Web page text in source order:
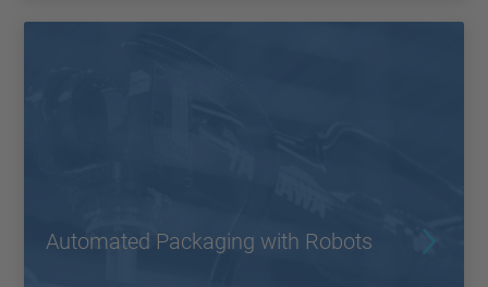
Automated Packaging with Robots